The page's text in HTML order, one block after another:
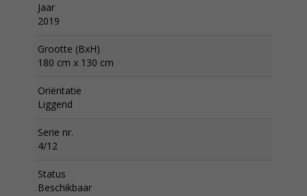
Jaar
2019
Grootte (BxH)
180 cm x 130 cm
Oriëntatie
Liggend
Serie nr.
4/12
Status
Beschikbaar